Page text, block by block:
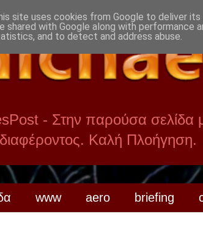
- Στην παρούσα σελίδα
Καλή Πλοήγηση.
www aero briefing
site uses cookies from Google to deliver
shared with Google along with performance
and to detect and address abuse.